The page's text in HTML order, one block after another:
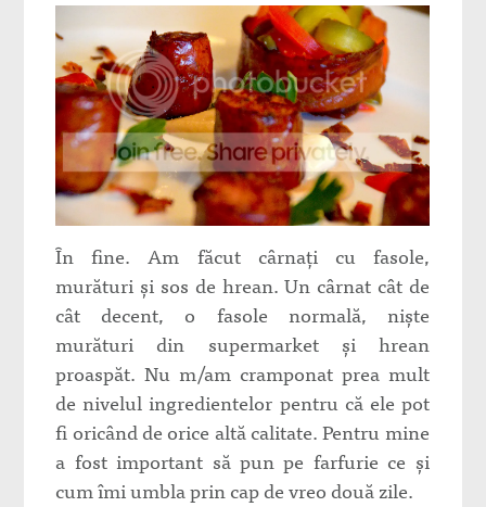
În fine. Am făcut cârnați cu fasole,
murături și sos de hrean. Un cârnat cât de
cât decent, o fasole normală, niște
murături din supermarket și hrean
proaspăt. Nu m/am cramponat prea mult
de nivelul ingredientelor pentru că ele pot
fi oricând de orice altă calitate. Pentru mine
a fost important să pun pe farfurie ce și
cum îmi umbla prin cap de vreo două zile.